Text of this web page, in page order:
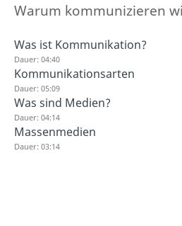
Warum kommunizieren
Was ist Kommunikation?
Dauer: 04:40
Kommunikationsarten
Dauer: 05:09
Was sind Medien?
Dauer: 04:14
Massenmedien
Dauer: 03:14